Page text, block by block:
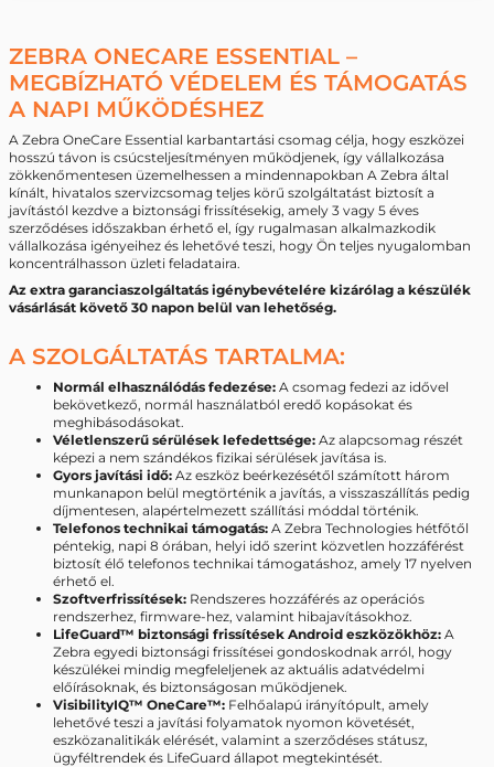
ZEBRA ONECARE ESSENTIAL –
MEGBÍZHATÓ VÉDELEM ÉS TÁMOGATÁS
A NAPI MŰKÖDÉSHEZ
A Zebra OneCare Essential karbantartási csomag célja, hogy eszközei
hosszú távon is csúcsteljesítményen működjenek, így vállalkozása
zökkenőmentesen üzemelhessen a mindennapokban A Zebra által
kínált, hivatalos szervizcsomag teljes körű szolgáltatást biztosít a
javítástól kezdve a biztonsági frissítésekig, amely 3 vagy 5 éves
szerződéses időszakban érhető el, így rugalmasan alkalmazkodik
vállalkozása igényeihez és lehetővé teszi, hogy Ön teljes nyugalomban
koncentrálhasson üzleti feladataira.
Az extra garanciaszolgáltatás igénybevételére kizárólag a készülék
vásárlását követő 30 napon belül van lehetőség.
A SZOLGÁLTATÁS TARTALMA:
Normál elhasználódás fedezése: A csomag fedezi az idővel
bekövetkező, normál használatból eredő kopásokat és
meghibásodásokat.
Véletlenszerű sérülések lefedettsége: Az alapcsomag részét
képezi a nem szándékos fizikai sérülések javítása is.
Gyors javítási idő: Az eszköz beérkezésétől számított három
munkanapon belül megtörténik a javítás, a visszaszállítás pedig
díjmentesen, alapértelmezett szállítási móddal történik.
Telefonos technikai támogatás: A Zebra Technologies hétfőtől
péntekig, napi 8 órában, helyi idő szerint közvetlen hozzáférést
biztosít élő telefonos technikai támogatáshoz, amely 17 nyelven
érhető el.
Szoftverfrissítések: Rendszeres hozzáférés az operációs
rendszerhez, firmware-hez, valamint hibajavításokhoz.
LifeGuard™ biztonsági frissítések Android eszközökhöz: A
Zebra egyedi biztonsági frissítései gondoskodnak arról, hogy
készülékei mindig megfeleljenek az aktuális adatvédelmi
előírásoknak, és biztonságosan működjenek.
VisibilityIQ™ OneCare™: Felhőalapú irányítópult, amely
lehetővé teszi a javítási folyamatok nyomon követését,
eszközanalitikák elérését, valamint a szerződéses státusz,
ügyféltrendek és LifeGuard állapot megtekintését.